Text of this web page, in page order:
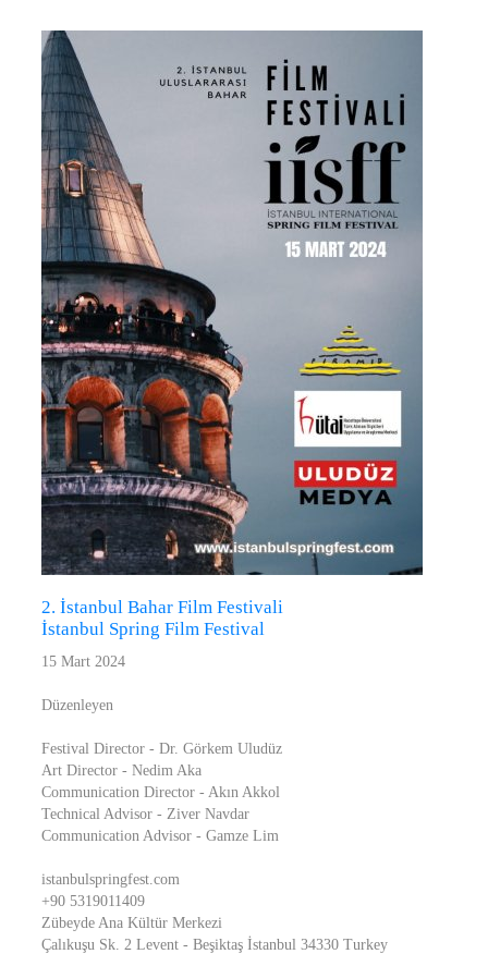
2. İstanbul Bahar Film Festivali
İstanbul Spring Film Festival
15 Mart 2024
Düzenleyen
Festival Director - Dr. Görkem Uludüz
Art Director - Nedim Aka
Communication Director - Akın Akkol
Technical Advisor - Ziver Navdar
Communication Advisor - Gamze Lim
istanbulspringfest.com
+90 5319011409
Zübeyde Ana Kültür Merkezi
Çalıkuşu Sk. 2 Levent - Beşiktaş İstanbul 34330 Turkey